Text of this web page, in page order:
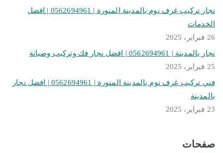
نجار تركيب غرف نوم بالمدينة المنورة | 0562694961 | افضل
الخدمات
26 فبراير، 2025
نجار بالمدينة | 0562694961 | افضل نجار فك وتركيب وصيانة
25 فبراير، 2025
فني تركيب غرف نوم بالمدينة المنورة | 0562694961 | افضل نجار
بالمدينة
23 فبراير، 2025
صفحات